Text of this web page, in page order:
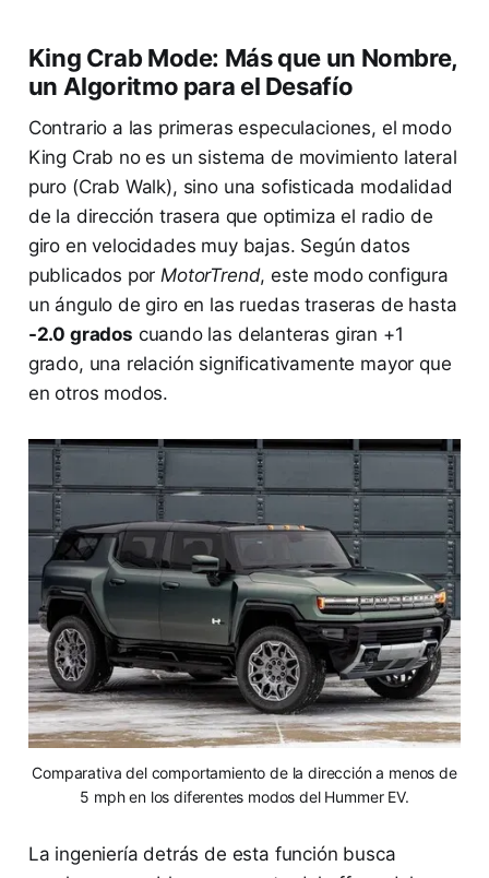
King Crab Mode: Más que un Nombre,
un Algoritmo para el Desafío
Contrario a las primeras especulaciones, el modo
King Crab no es un sistema de movimiento lateral
puro (Crab Walk), sino una sofisticada modalidad
de la dirección trasera que optimiza el radio de
giro en velocidades muy bajas. Según datos
publicados por MotorTrend, este modo configura
un ángulo de giro en las ruedas traseras de hasta
-2.0 grados cuando las delanteras giran +1
grado, una relación significativamente mayor que
en otros modos.
Comparativa del comportamiento de la dirección a menos de
5 mph en los diferentes modos del Hummer EV.
La ingeniería detrás de esta función busca